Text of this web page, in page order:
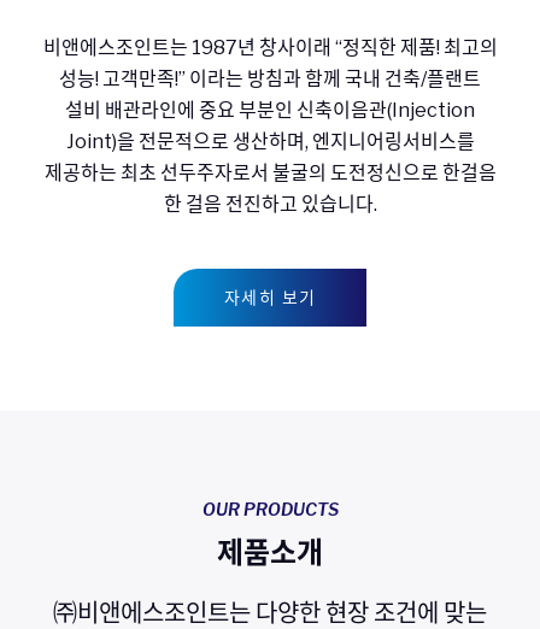
비앤에스조인트는 1987년 창사이래 “정직한 제품! 최고의
성능! 고객만족!” 이라는 방침과 함께 국내 건축/플랜트
설비 배관라인에 중요 부분인 신축이음관(Injection
Joint)을 전문적으로 생산하며, 엔지니어링서비스를
제공하는 최초 선두주자로서 불굴의 도전정신으로 한걸음
한 걸음 전진하고 있습니다.
자세히 보기
OUR PRODUCTS
제품소개
㈜비앤에스조인트는 다양한 현장 조건에 맞는